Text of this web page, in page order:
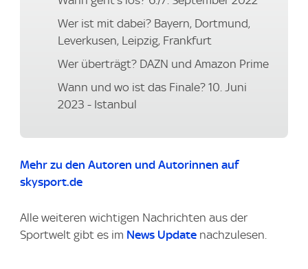
Wer ist mit dabei? Bayern, Dortmund,
Leverkusen, Leipzig, Frankfurt
Wer überträgt? DAZN und Amazon Prime
Wann und wo ist das Finale? 10. Juni
2023 - Istanbul
Mehr zu den Autoren und Autorinnen auf
skysport.de
Alle weiteren wichtigen Nachrichten aus der
Sportwelt gibt es im News Update nachzulesen.